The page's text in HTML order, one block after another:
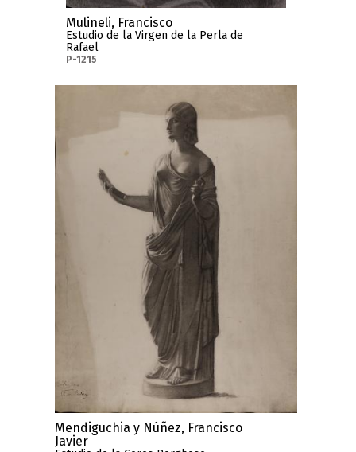
Mulineli, Francisco
Estudio de la Virgen de la Perla de
Rafael
P-1215
Mendiguchia y Núñez, Francisco
Javier